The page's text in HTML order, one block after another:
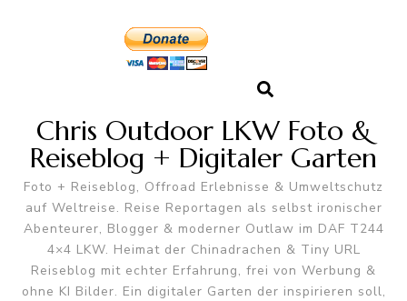
Chris Outdoor LKW Foto &
Reiseblog + Digitaler Garten
Foto + Reiseblog, Offroad Erlebnisse & Umweltschutz
auf Weltreise. Reise Reportagen als selbst ironischer
Abenteurer, Blogger & moderner Outlaw im DAF T244
4×4 LKW. Heimat der Chinadrachen & Tiny URL
Reiseblog mit echter Erfahrung, frei von Werbung &
ohne KI Bilder. Ein digitaler Garten der inspirieren soll,